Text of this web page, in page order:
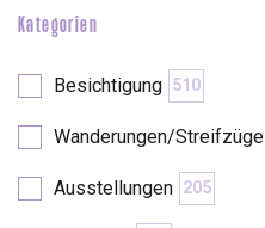
Kategorien
Besichtigung 510
Wanderungen/Streifzüge
Ausstellungen 205